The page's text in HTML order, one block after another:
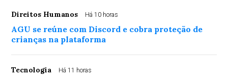
Direitos Humanos Há 10 horas
AGU se reúne com Discord e cobra proteção de
crianças na plataforma
Tecnologia Há 11 horas